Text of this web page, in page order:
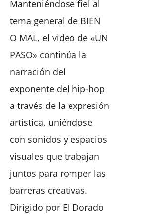
Manteniéndose fiel al
tema general de BIEN
O MAL, el video de «UN
PASO» continúa la
narración del
exponente del hip-hop
a través de la expresión
artística, uniéndose
con sonidos y espacios
visuales que trabajan
juntos para romper las
barreras creativas.
Dirigido por El Dorado